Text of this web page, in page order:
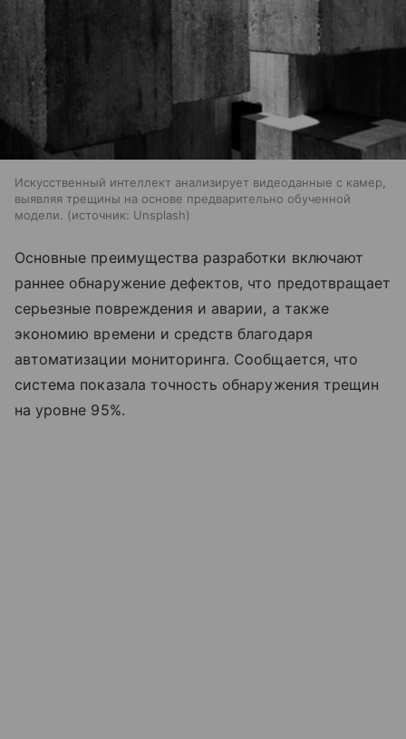
Искусственный интеллект анализирует видеоданные с камер,
выявляя трещины на основе предварительно обученной
модели.
источник: Unsplash
Основные преимущества разработки включают
раннее обнаружение дефектов, что предотвращает
серьезные повреждения и аварии, а также
экономию времени и средств благодаря
автоматизации мониторинга. Сообщается, что
система показала точность обнаружения трещин
на уровне 95%.